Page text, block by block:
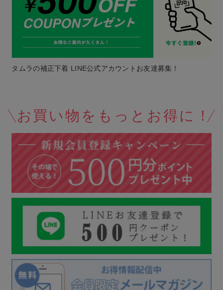
タムラの補正下着 LINE公式アカウントお友達募集！
お買い物をもっとお得に！